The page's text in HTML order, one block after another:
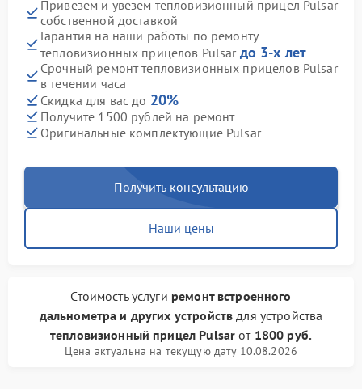
Привезем и увезем тепловизионный прицел Pulsar
собственной доставкой
Гарантия на наши работы по ремонту
тепловизионных прицелов Pulsar до 3-х лет
Срочный ремонт тепловизионных прицелов Pulsar
в течении часа
Скидка для вас до 20%
Получите 1500 рублей на ремонт
Оригинальные комплектующие Pulsar
Получить консультацию
Наши цены
Стоимость услуги ремонт встроенного
дальнометра и других устройств для устройства
тепловизионный прицел Pulsar от 1800 руб.
Цена актуальна на текущую дату 10.08.2026